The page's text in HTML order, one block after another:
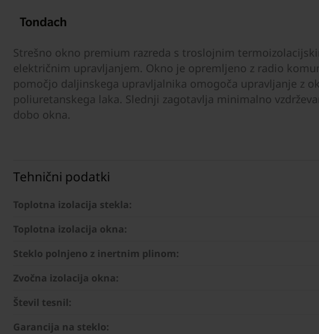
Strešno okno premium razreda s troslojnim
električnim upravljanjem. Okno je opremljeno z radio
pomočjo daljinskega upravljalnika omogoča upravljanje z
poliuretanskega laka. Slednji zagotavlja minimalno
dobo okna.
Tehnični podatki
Toplotna izolacija stekla:
Toplotna izolacija okna:
Steklo polnjeno z inertnim plinom:
Zvočna izolacija okna:
Števil tesnil:
Garancija na steklo: